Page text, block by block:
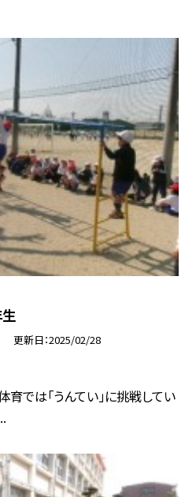
更新日 2025/02/28
育では「うんてい」に挑戦してい